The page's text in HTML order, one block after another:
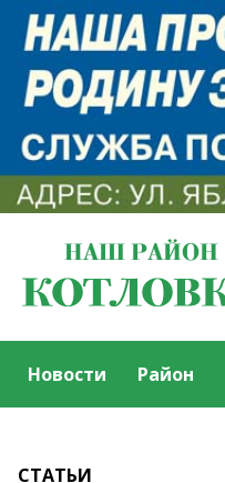
Новости Район
СТАТЬИ